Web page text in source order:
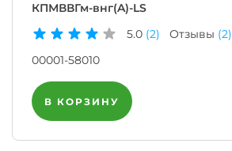
КПМВВГм-внг(A)-LS
5.0 (2) Отзывы (2)
00001-58010
В КОРЗИНУ